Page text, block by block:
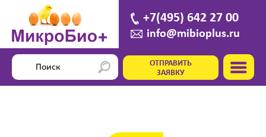
+7(495) 642 27 00
info@mibioplus.ru
ОТПРАВИТЬ
ЗАЯВКУ